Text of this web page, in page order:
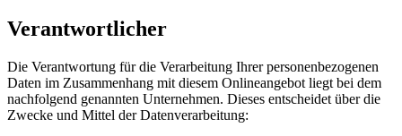
Verantwortlicher
Die Verantwortung für die Verarbeitung Ihrer personenbezogenen
Daten im Zusammenhang mit diesem Onlineangebot liegt bei dem
nachfolgend genannten Unternehmen. Dieses entscheidet über die
Zwecke und Mittel der Datenverarbeitung: